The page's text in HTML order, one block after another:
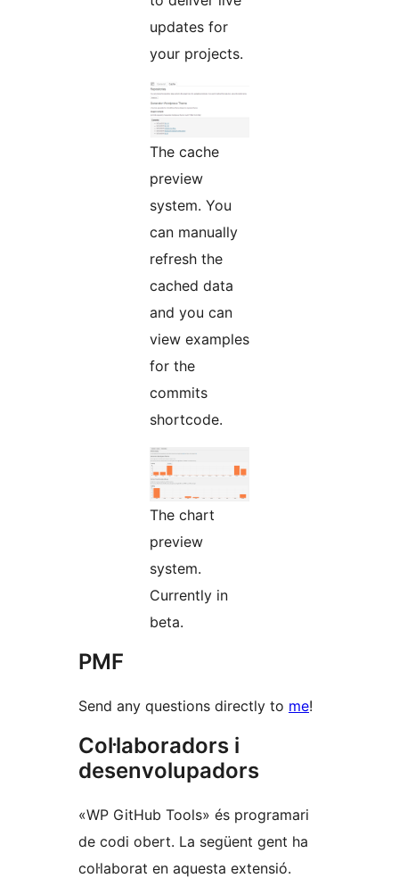
updates for
your projects.
The cache
preview
system. You
can manually
refresh the
cached data
and you can
view examples
for the
commits
shortcode.
The chart
preview
system.
Currently in
beta.
PMF
Send any questions directly to me!
Col·laboradors i
desenvolupadors
«WP GitHub Tools» és programari
de codi obert. La següent gent ha
col·laborat en aquesta extensió.